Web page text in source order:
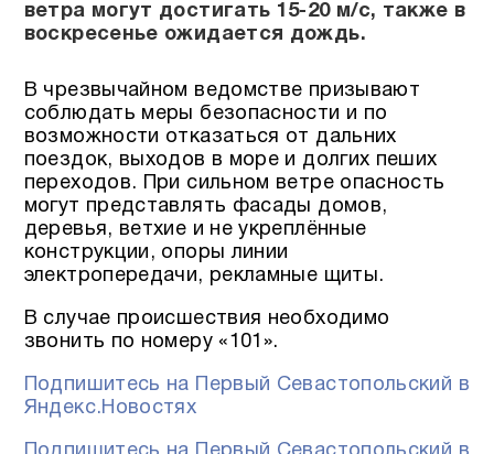
ветра могут достигать 15-20 м/с, также в
воскресенье ожидается дождь.
В чрезвычайном ведомстве призывают
соблюдать меры безопасности и по
возможности отказаться от дальних
поездок, выходов в море и долгих пеших
переходов. При сильном ветре опасность
могут представлять фасады домов,
деревья, ветхие и не укреплённые
конструкции, опоры линии
электропередачи, рекламные щиты.
В случае происшествия необходимо
звонить по номеру «101».
Подпишитесь на Первый Севастопольский в
Яндекс.Новостях